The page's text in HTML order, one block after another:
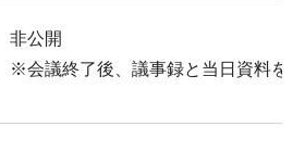
非公開
※会議終了後、議事録と当日資料を